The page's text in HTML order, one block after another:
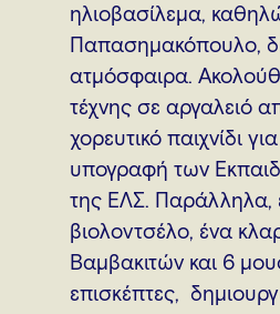
ηλιοβασίλεμα,
Παπασημακόπουλο,
ατμόσφαιρα.
τέχνης σε αργαλειό
χορευτικό παιχνίδι
υπογραφή των
της ΕΛΣ. Παράλληλα,
βιολοντσέλο, ένα
Βαμβακιτών και 6
επισκέπτες,